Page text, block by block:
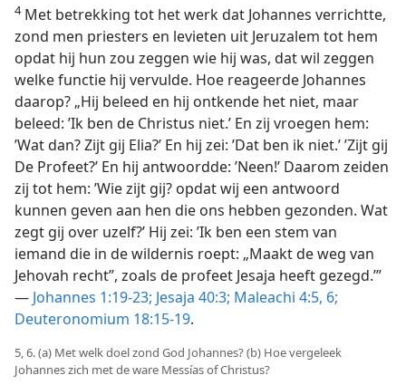
4Met betrekking tot het werk dat Johannes verrichtte,
zond men priesters en levieten uit Jeruzalem tot hem
opdat hij hun zou zeggen wie hij was, dat wil zeggen
welke functie hij vervulde. Hoe reageerde Johannes
daarop? „Hij beleed en hij ontkende het niet, maar
beleed: ’Ik ben de Christus niet.’ En zij vroegen hem:
’Wat dan? Zijt gij Elia?’ En hij zei: ’Dat ben ik niet.’ ’Zijt gij
De Profeet?’ En hij antwoordde: ’Neen!’ Daarom zeiden
zij tot hem: ’Wie zijt gij? opdat wij een antwoord
kunnen geven aan hen die ons hebben gezonden. Wat
zegt gij over uzelf?’ Hij zei: ’Ik ben een stem van
iemand die in de wildernis roept: „Maakt de weg van
Jehovah recht”, zoals de profeet Jesaja heeft gezegd.’”
— Johannes 1:19-23; Jesaja 40:3; Maleachi 4:5, 6;
Deuteronomium 18:15-19.
5, 6. (a) Met welk doel zond God Johannes? (b) Hoe vergeleek
Johannes zich met de ware Messías of Christus?